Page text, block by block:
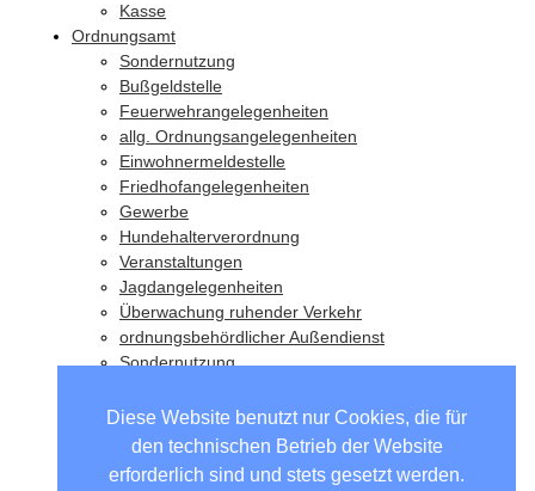
Diese Website benutzt nur Cookies, die für
den technischen Betrieb der Website
erforderlich sind und stets gesetzt werden.
Kasse
Ordnungsamt
Sondernutzung
Bußgeldstelle
Feuerwehrangelegenheiten
allg. Ordnungsangelegenheiten
Einwohnermeldestelle
Friedhofangelegenheiten
Gewerbe
Hundehalterverordnung
Veranstaltungen
Jagdangelegenheiten
Überwachung ruhender Verkehr
ordnungsbehördlicher Außendienst
Sondernutzung
Unsere Partnergemeinden